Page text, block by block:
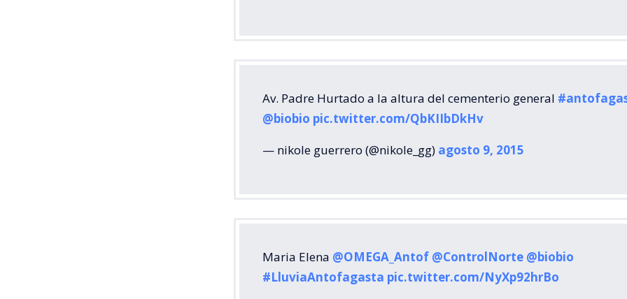
Av. Padre Hurtado a la altura del cementerio general
@biobio pic.twitter.com/QbKIIbDkHv
— nikole guerrero (@nikole_gg) agosto 9, 2015
Maria Elena @OMEGA_Antof @ControlNorte @biobio
#LluviaAntofagasta pic.twitter.com/NyXp92hrBo